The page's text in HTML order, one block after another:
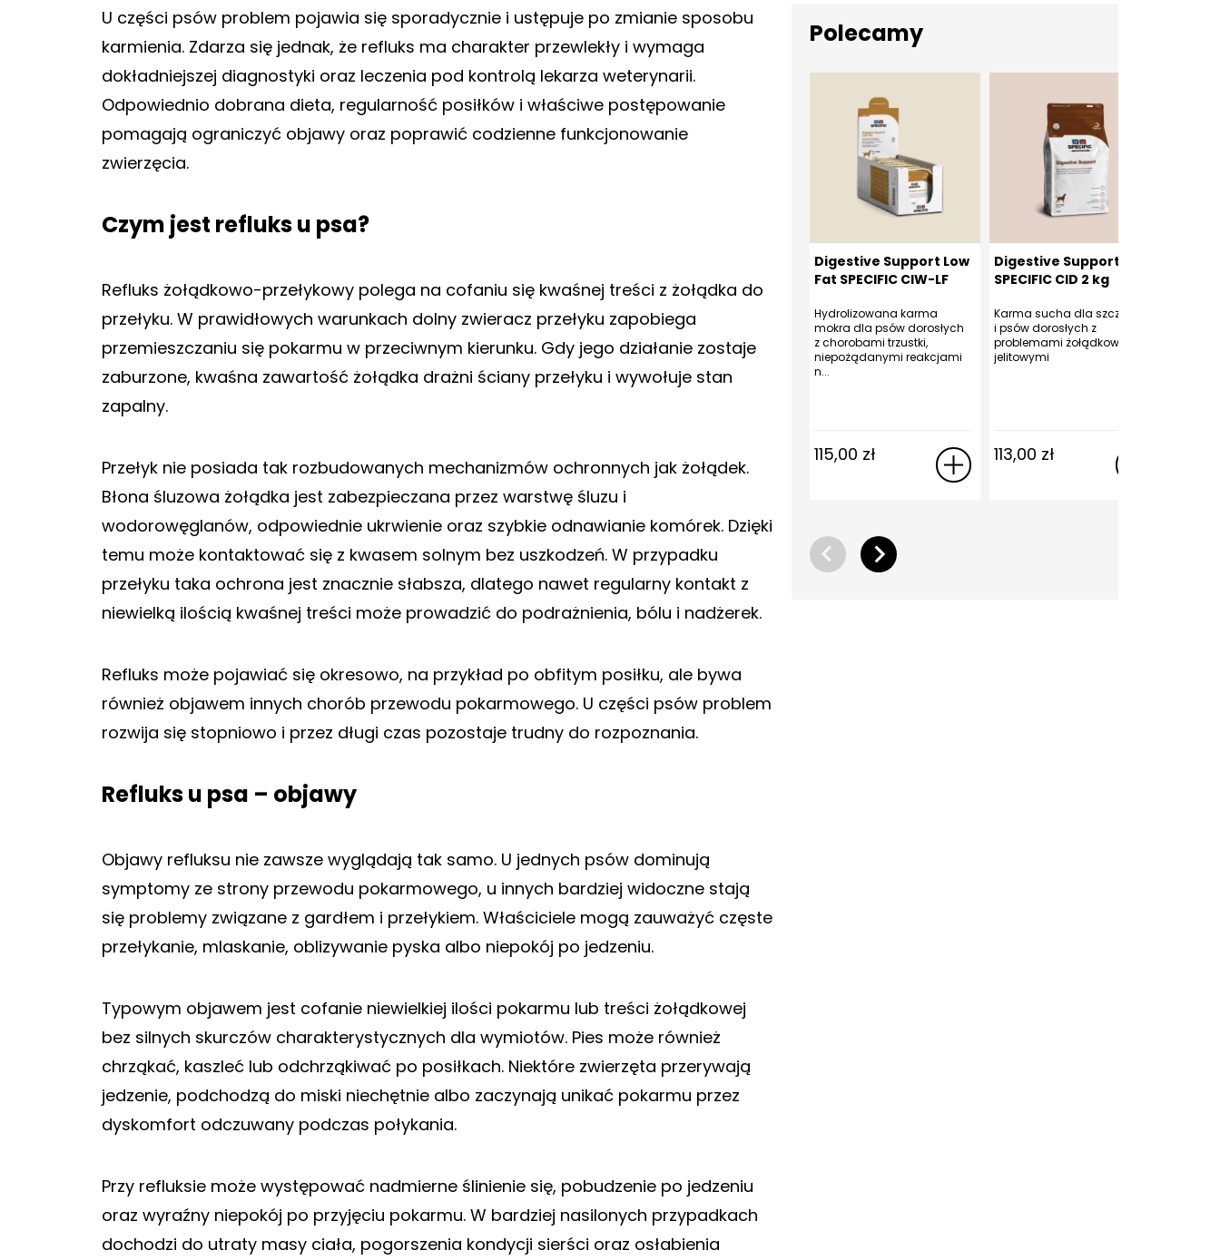
U części psów problem pojawia się sporadycznie i ustępuje po zmianie sposobu
karmienia. Zdarza się jednak, że refluks ma charakter przewlekły i wymaga
dokładniejszej diagnostyki oraz leczenia pod kontrolą lekarza weterynarii.
Odpowiednio dobrana dieta, regularność posiłków i właściwe postępowanie
pomagają ograniczyć objawy oraz poprawić codzienne funkcjonowanie
zwierzęcia.
Czym jest refluks u psa?
Refluks żołądkowo-przełykowy polega na cofaniu się kwaśnej treści z żołądka do
przełyku. W prawidłowych warunkach dolny zwieracz przełyku zapobiega
przemieszczaniu się pokarmu w przeciwnym kierunku. Gdy jego działanie zostaje
zaburzone, kwaśna zawartość żołądka drażni ściany przełyku i wywołuje stan
zapalny.
Przełyk nie posiada tak rozbudowanych mechanizmów ochronnych jak żołądek.
Błona śluzowa żołądka jest zabezpieczana przez warstwę śluzu i
wodorowęglanów, odpowiednie ukrwienie oraz szybkie odnawianie komórek. Dzięki
temu może kontaktować się z kwasem solnym bez uszkodzeń. W przypadku
przełyku taka ochrona jest znacznie słabsza, dlatego nawet regularny kontakt z
niewielką ilością kwaśnej treści może prowadzić do podrażnienia, bólu i nadżerek.
Refluks może pojawiać się okresowo, na przykład po obfitym posiłku, ale bywa
również objawem innych chorób przewodu pokarmowego. U części psów problem
rozwija się stopniowo i przez długi czas pozostaje trudny do rozpoznania.
Refluks u psa – objawy
Objawy refluksu nie zawsze wyglądają tak samo. U jednych psów dominują
symptomy ze strony przewodu pokarmowego, u innych bardziej widoczne stają
się problemy związane z gardłem i przełykiem. Właściciele mogą zauważyć częste
przełykanie, mlaskanie, oblizywanie pyska albo niepokój po jedzeniu.
Typowym objawem jest cofanie niewielkiej ilości pokarmu lub treści żołądkowej
bez silnych skurczów charakterystycznych dla wymiotów. Pies może również
chrząkać, kaszleć lub odchrząkiwać po posiłkach. Niektóre zwierzęta przerywają
jedzenie, podchodzą do miski niechętnie albo zaczynają unikać pokarmu przez
dyskomfort odczuwany podczas połykania.
Przy refluksie może występować nadmierne ślinienie się, pobudzenie po jedzeniu
oraz wyraźny niepokój po przyjęciu pokarmu. W bardziej nasilonych przypadkach
dochodzi do utraty masy ciała, pogorszenia kondycji sierści oraz osłabienia
Polecamy
Digestive Support Low
Fat SPECIFIC CIW-LF
Hydrolizowana karma
mokra dla psów dorosłych
z chorobami trzustki,
niepożądanymi reakcjami
n...
115,00 zł
Digestive Support
SPECIFIC CID 2 kg
Karma sucha dla szczeniąt
i psów dorosłych z
problemami żołądkowo-
jelitowymi
113,00 zł